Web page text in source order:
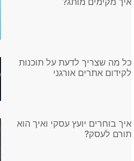
כל מה שצריך לדעת על תוכנות
לקידום אתרים אורגני
איך בוחרים יועץ עסקי ואיך הוא
תורם לעסק?